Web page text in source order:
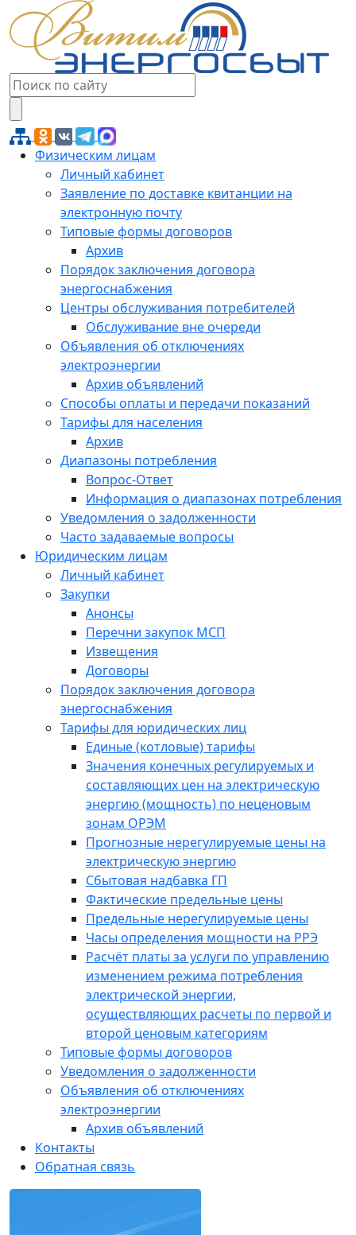
Физическим лицам
Личный кабинет
Заявление по доставке квитанции на
электронную почту
Типовые формы договоров
Архив
Порядок заключения договора
энергоснабжения
Центры обслуживания потребителей
Обслуживание вне очереди
Объявления об отключениях
электроэнергии
Архив объявлений
Способы оплаты и передачи показаний
Тарифы для населения
Архив
Диапазоны потребления
Вопрос-Ответ
Информация о диапазонах потребления
Уведомления о задолженности
Часто задаваемые вопросы
Юридическим лицам
Личный кабинет
Закупки
Анонсы
Перечни закупок МСП
Извещения
Договоры
Порядок заключения договора
энергоснабжения
Тарифы для юридических лиц
Единые (котловые) тарифы
Значения конечных регулируемых и
составляющих цен на электрическую
энергию (мощность) по неценовым
зонам ОРЭМ
Прогнозные нерегулируемые цены на
электрическую энергию
Сбытовая надбавка ГП
Фактические предельные цены
Предельные нерегулируемые цены
Часы определения мощности на РРЭ
Расчёт платы за услуги по управлению
изменением режима потребления
электрической энергии,
осуществляющих расчеты по первой и
второй ценовым категориям
Типовые формы договоров
Уведомления о задолженности
Объявления об отключениях
электроэнергии
Архив объявлений
Контакты
Обратная связь